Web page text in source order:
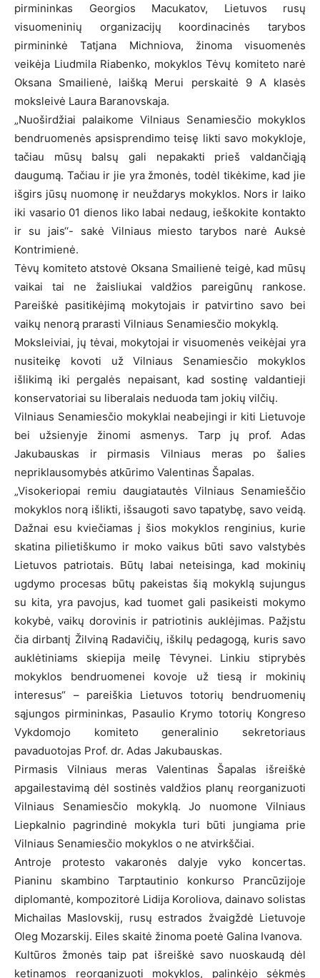
pirmininkas Georgios Macukatov, Lietuvos rusų
visuomeninių organizacijų koordinacinės tarybos
pirmininkė Tatjana Michniova, žinoma visuomenės
veikėja Liudmila Riabenko, mokyklos Tėvų komiteto narė
Oksana Smailienė, laišką Merui perskaitė 9 A klasės
moksleivė Laura Baranovskaja.
„Nuoširdžiai palaikome Vilniaus Senamiesčio mokyklos
bendruomenės apsisprendimo teisę likti savo mokykloje,
tačiau mūsų balsų gali nepakakti prieš valdančiąją
daugumą. Tačiau ir jie yra žmonės, todėl tikėkime, kad jie
išgirs jūsų nuomonę ir neuždarys mokyklos. Nors ir laiko
iki vasario 01 dienos liko labai nedaug, ieškokite kontakto
ir su jais‘‘- sakė Vilniaus miesto tarybos narė Auksė
Kontrimienė.
Tėvų komiteto atstovė Oksana Smailienė teigė, kad mūsų
vaikai tai ne žaisliukai valdžios pareigūnų rankose.
Pareiškė pasitikėjimą mokytojais ir patvirtino savo bei
vaikų nenorą prarasti Vilniaus Senamiesčio mokyklą.
Moksleiviai, jų tėvai, mokytojai ir visuomenės veikėjai yra
nusiteikę kovoti už Vilniaus Senamiesčio mokyklos
išlikimą iki pergalės nepaisant, kad sostinę valdantieji
konservatoriai su liberalais neduoda tam jokių vilčių.
Vilniaus Senamiesčio mokyklai neabejingi ir kiti Lietuvoje
bei užsienyje žinomi asmenys. Tarp jų prof. Adas
Jakubauskas ir pirmasis Vilniaus meras po šalies
nepriklausomybės atkūrimo Valentinas Šapalas.
„Visokeriopai remiu daugiatautės Vilniaus Senamieščio
mokyklos norą išlikti, išsaugoti savo tapatybę, savo veidą.
Dažnai esu kviečiamas į šios mokyklos renginius, kurie
skatina pilietiškumo ir moko vaikus būti savo valstybės
Lietuvos patriotais. Būtų labai neteisinga, kad mokinių
ugdymo procesas būtų pakeistas šią mokyklą sujungus
su kita, yra pavojus, kad tuomet gali pasikeisti mokymo
kokybė, vaikų dorovinis ir patriotinis auklėjimas. Pažįstu
čia dirbantį Žilviną Radavičių, iškilų pedagogą, kuris savo
auklėtiniams skiepija meilę Tėvynei. Linkiu stiprybės
mokyklos bendruomenei kovoje už tiesą ir mokinių
interesus“ – pareiškia Lietuvos totorių bendruomenių
sąjungos pirmininkas, Pasaulio Krymo totorių Kongreso
Vykdomojo komiteto generalinio sekretoriaus
pavaduotojas Prof. dr. Adas Jakubauskas.
Pirmasis Vilniaus meras Valentinas Šapalas išreiškė
apgailestavimą dėl sostinės valdžios planų reorganizuoti
Vilniaus Senamiesčio mokyklą. Jo nuomone Vilniaus
Liepkalnio pagrindinė mokykla turi būti jungiama prie
Vilniaus Senamiesčio mokyklos o ne atvirkščiai.
Antroje protesto vakaronės dalyje vyko koncertas.
Pianinu skambino Tarptautinio konkurso Prancūzijoje
diplomantė, kompozitorė Lidija Koroliova, dainavo solistas
Michailas Maslovskij, rusų estrados žvaigždė Lietuvoje
Oleg Mozarskij. Eiles skaitė žinoma poetė Galina Ivanova.
Kultūros žmonės taip pat išreiškė savo nuoskaudą dėl
ketinamos reorganizuoti mokyklos, palinkėjo sėkmės